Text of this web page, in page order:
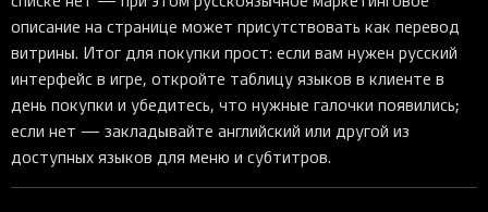
описание на странице может присутствовать как перевод
витрины. Итог для покупки прост: если вам нужен русский
интерфейс в игре, откройте таблицу языков в клиенте в
день покупки и убедитесь, что нужные галочки появились;
если нет — закладывайте английский или другой из
доступных языков для меню и субтитров.